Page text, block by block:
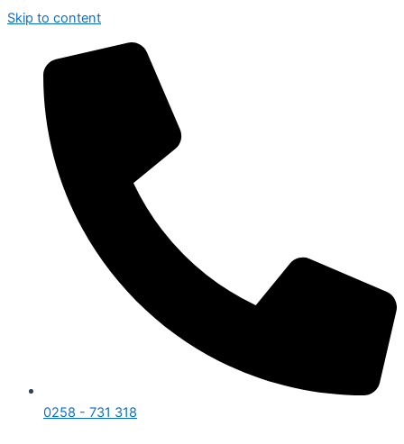
Skip to content
0258 - 731 318